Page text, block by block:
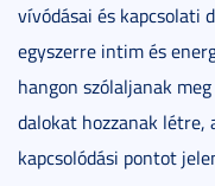
vívódásai és kapcsolati
egyszerre intim és
hangon szólaljanak
dalokat hozzanak létre,
kapcsolódási pontot